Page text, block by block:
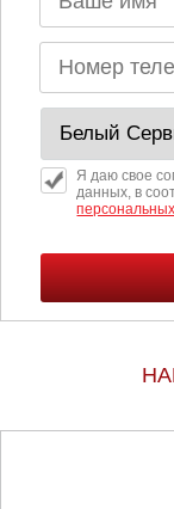
Я даю свое
данных, в
персональных